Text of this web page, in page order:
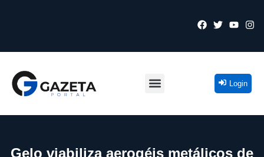
Login
Gelo viabiliza aerogéis metálicos de